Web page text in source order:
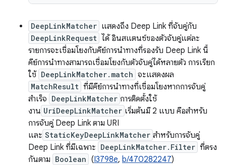
DeepLinkMatcher แสดงถึง Deep Link ที่จับคู่กับ
DeepLinkRequest ได้ อินสแตนซ์ของตัวจับคู่แต่ละ
รายการจะเชื่อมโยงกับคีย์การนำทางที่รองรับ Deep Link นี้
คีย์การนำทางสามารถเชื่อมโยงกับตัวจับคู่ได้หลายตัว การเรียก
ใช้ DeepLinkMatcher.match จะแสดงผล
MatchResult ที่มีคีย์การนำทางที่เชื่อมโยงหากการจับคู่
สำเร็จ DeepLinkMatcher การติดตั้งใช้
งาน UriDeepLinkMatcher เริ่มต้นมี 2 แบบ คือสำหรับ
การจับคู่ Deep Link ตาม URI
และ StaticKeyDeepLinkMatcher สำหรับการจับคู่
Deep Link ที่มีเฉพาะ DeepLinkMatcher.Filter ที่ตรง
กันตาม Boolean (I3798e, b/470282247)